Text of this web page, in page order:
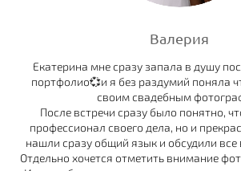
Валерия
Екатерина мне сразу запала в душу
портфолио💞и я без раздумий поняла
своим свадебным
После встречи сразу было понятно,
профессионал своего дела, но и
нашли сразу общий язык и обсудили
Отдельно хочется отметить внимание